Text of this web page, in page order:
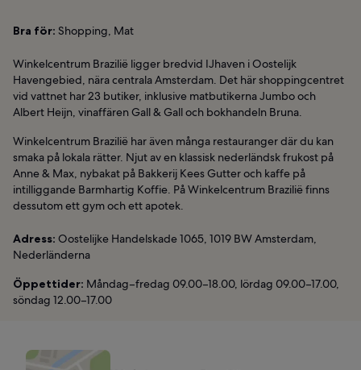
Bra för: Shopping, Mat
Winkelcentrum Brazilië ligger bredvid IJhaven i Oostelijk
Havengebied, nära centrala Amsterdam. Det här shoppingcentret
vid vattnet har 23 butiker, inklusive matbutikerna Jumbo och
Albert Heijn, vinaffären Gall & Gall och bokhandeln Bruna.
Winkelcentrum Brazilië har även många restauranger där du kan
smaka på lokala rätter. Njut av en klassisk nederländsk frukost på
Anne & Max, nybakat på Bakkerij Kees Gutter och kaffe på
intilliggande Barmhartig Koffie. På Winkelcentrum Brazilië finns
dessutom ett gym och ett apotek.
Adress: Oostelijke Handelskade 1065, 1019 BW Amsterdam,
Nederländerna
Öppettider: Måndag–fredag 09.00–18.00, lördag 09.00–17.00,
söndag 12.00–17.00